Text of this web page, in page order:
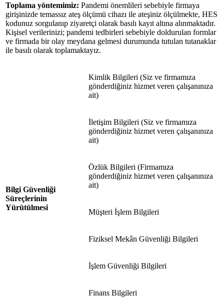
Toplama yöntemimiz: Pandemi önemlileri sebebiyle firmaya
girişinizde temassız ateş ölçümü cihazı ile ateşiniz ölçülmekte, HES
kodunuz sorgulanıp ziyaretçi olarak basılı kayıt altına alınmaktadır.
Kişisel verilerinizi; pandemi tedbirleri sebebiyle doldurulan formlar
ve firmada bir olay meydana gelmesi durumunda tutulan tutanaklar
ile basılı olarak toplamaktayız.
Bilgi Güvenliği
Süreçlerinin
Yürütülmesi
Kimlik Bilgileri (Siz ve firmamıza
gönderdiğiniz hizmet veren çalışanınıza
ait)
İletişim Bilgileri (Siz ve firmamıza
gönderdiğiniz hizmet veren çalışanınıza
ait)
Özlük Bilgileri (Firmamıza
gönderdiğiniz hizmet veren çalışanınıza
ait)
Müşteri İşlem Bilgileri
Fiziksel Mekân Güvenliği Bilgileri
İşlem Güvenliği Bilgileri
Finans Bilgileri